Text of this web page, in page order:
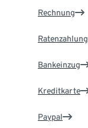
Rechnung
Ratenzahlung
Bankeinzug
Kreditkarte
Paypal